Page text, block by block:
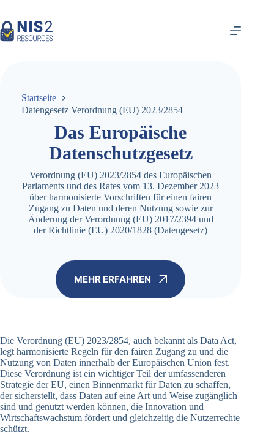
springen
Startseite
Datengesetz Verordnung (EU) 2023/2854
Das Europäische
Datenschutzgesetz
Verordnung (EU) 2023/2854 des Europäischen
Parlaments und des Rates vom 13. Dezember 2023
über harmonisierte Vorschriften für einen fairen
Zugang zu Daten und deren Nutzung sowie zur
Änderung der Verordnung (EU) 2017/2394 und
der Richtlinie (EU) 2020/1828 (Datengesetz)
MEHR ERFAHREN
Die Verordnung (EU) 2023/2854, auch bekannt als Data Act,
legt harmonisierte Regeln für den fairen Zugang zu und die
Nutzung von Daten innerhalb der Europäischen Union fest.
Diese Verordnung ist ein wichtiger Teil der umfassenderen
Strategie der EU, einen Binnenmarkt für Daten zu schaffen,
der sicherstellt, dass Daten auf eine Art und Weise zugänglich
sind und genutzt werden können, die Innovation und
Wirtschaftswachstum fördert und gleichzeitig die Nutzerrechte
schützt.